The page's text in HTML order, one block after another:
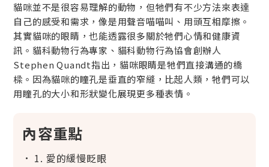
貓咪並不是很容易理解的動物，但牠們有不少方法來表達
自己的感受和需求，像是用聲音喵喵叫、用頭互相摩擦。
其實貓咪的眼睛，也能透露很多關於牠們心情和健康資
訊。貓科動物行為專家、貓科動物行為協會創辦人
Stephen Quandt指出，貓咪眼睛是牠們直接溝通的橋
樑。因為貓咪的瞳孔是垂直的窄縫，比起人類，牠們可以
用瞳孔的大小和形狀變化展現更多種表情。
內容重點
1. 愛的緩慢眨眼